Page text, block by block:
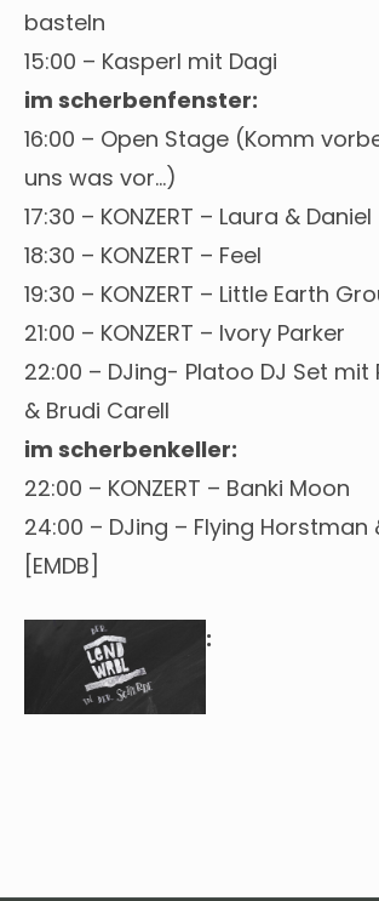
basteln
15:00 – Kasperl mit Dagi
im scherbenfenster:
16:00 – Open Stage (Komm
uns was vor…)
17:30 – KONZERT – Laura & Daniel
18:30 – KONZERT – Feel
19:30 – KONZERT – Little Earth
21:00 – KONZERT – Ivory Parker
22:00 – DJing- Platoo DJ Set mit
& Brudi Carell
im scherbenkeller:
22:00 – KONZERT – Banki Moon
24:00 – DJing – Flying Horstman
[EMDB]